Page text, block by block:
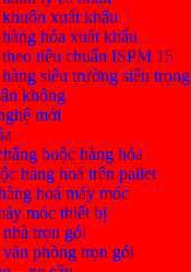
xuất khẩu
hóa xuất khẩu
tiêu chuẩn ISPM 15
siêu trường siêu trọng
không
mới
buộc hàng hóa
hàng hoá trên pallet
hoá máy móc
móc thiết bị
trọn gói
phòng trọn gói